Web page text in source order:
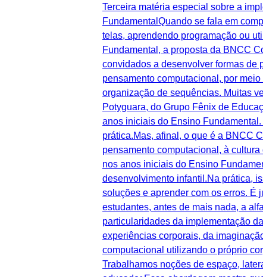
Terceira matéria especial sobre a
FundamentalQuando se fala em
telas, aprendendo programação ou
Fundamental, a proposta da BNCC
convidados a desenvolver formas de
pensamento computacional, por
organização de sequências. Muitas
Potyguara, do Grupo Fênix de
anos iniciais do Ensino
prática.Mas, afinal, o que é a BNCC
pensamento computacional, à
nos anos iniciais do Ensino
desenvolvimento infantil.Na prática,
soluções e aprender com os erros. É
estudantes, antes de mais nada, a
particularidades da implementação
experiências corporais, da
computacional utilizando o próprio
Trabalhamos noções de espaço,